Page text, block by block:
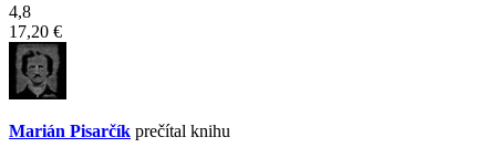
4,8
17,20 €
Marián Pisarčík prečítal knihu